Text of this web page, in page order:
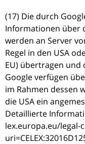
(17) Die durch
Informationen über
werden an Server
Regel in den USA
EU) übertragen und
Google verfügen
im Rahmen dessen
die USA ein
Detaillierte
lex.europa.eu/legal-